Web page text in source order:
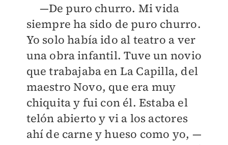
—De puro churro. Mi vida
siempre ha sido de puro churro.
Yo solo había ido al teatro a ver
una obra infantil. Tuve un novio
que trabajaba en La Capilla, del
maestro Novo, que era muy
chiquita y fui con él. Estaba el
telón abierto y vi a los actores
ahí de carne y hueso como yo, —